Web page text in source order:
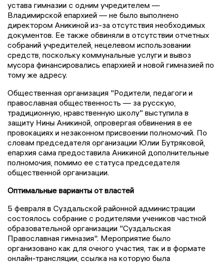
устава гимназии с одним учредителем —
Владимирской епархией — не было выполнено
директором Аникиной из-за отсутствия необходимых
документов. Ее также обвиняли в отсутствии отчетных
собраний учредителей, нецелевом использовании
средств, поскольку коммунальные услуги и вывоз
мусора финансировались епархией и новой гимназией по
тому же адресу.
Общественная организация "Родители, педагоги и
православная общественность — за русскую,
традиционную, нравственную школу" выступила в
защиту Нины Аникиной, опровергая обвинения в ее
провокациях и незаконном присвоении полномочий. По
словам председателя организации Юлии Бутряковой,
епархия сама предоставила Аникиной дополнительные
полномочия, помимо ее статуса председателя
общественной организации.
Оптимальные варианты от властей
5 февраля в Суздальской районной администрации
состоялось собрание с родителями учеников частной
образовательной организации "Суздальская
Православная гимназия". Мероприятие было
организовано как для очного участия, так и в формате
онлайн-трансляции, ссылка на которую была